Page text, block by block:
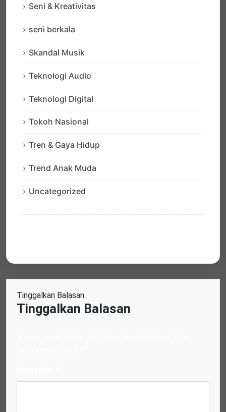
Seni & Kreativitas
seni berkala
Skandal Musik
Teknologi Audio
Teknologi Digital
Tokoh Nasional
Tren & Gaya Hidup
Trend Anak Muda
Uncategorized
Tinggalkan Balasan
Tinggalkan Balasan